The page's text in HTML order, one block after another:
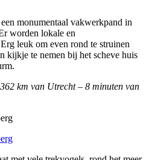
monumentaal vakwerkpand in
worden lokale en
leuk om even rond te struinen
kijkje te nemen bij het scheve huis
km van Utrecht – 8 minuten van